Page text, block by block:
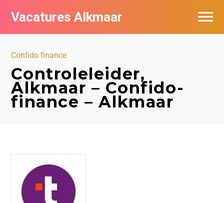
Vacatures Alkmaar
Confido finance
Controleleider,
Alkmaar – Confido-
finance – Alkmaar
Vacatures per bedrijf